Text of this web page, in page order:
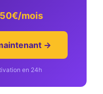
mois
→
en 24h